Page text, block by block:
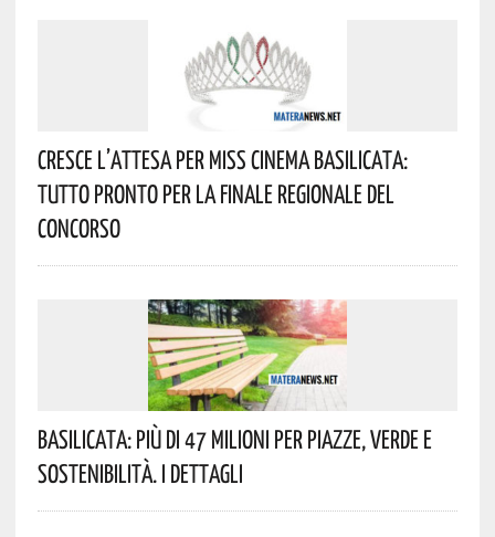
Cresce L’attesa Per Miss Cinema Basilicata:
Tutto Pronto Per La Finale Regionale Del
Concorso
Basilicata: Più Di 47 Milioni Per Piazze, Verde E
Sostenibilità. I Dettagli